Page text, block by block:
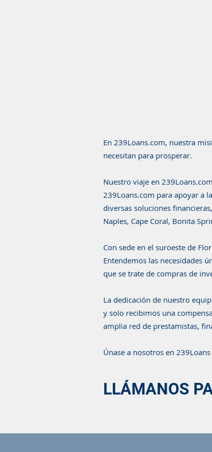
En 239Loans.com, nuestra
necesitan para prosperar.
Nuestro viaje en
239Loans.com para apoyar a
diversas soluciones
Naples, Cape Coral, Bonita
Con sede en el suroeste de
Entendemos las necesidades
que se trate de compras de
La dedicación de nuestro
y solo recibimos una
amplia red de prestamistas,
Únase a nosotros en
LLÁMANOS